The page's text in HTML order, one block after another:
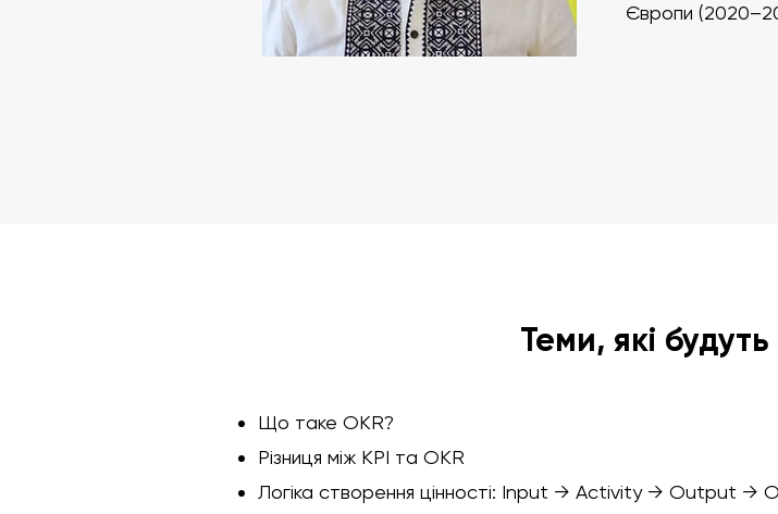
Європи
Теми, які будуть
Що таке OKR?
Різниця між KPI та OKR
Логіка створення цінності: Input → Activity → Output →